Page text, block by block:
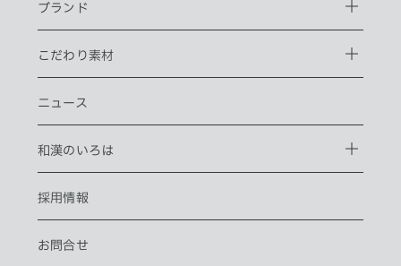
ブランド
こだわり素材
ニュース
和漢のいろは
採用情報
お問合せ